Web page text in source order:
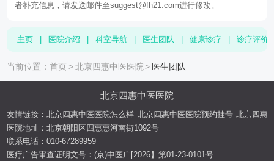
者补充信息，请发送邮件至suggest@fh21.com进行修改。
主页 医院介绍 科室导航 医生团队 健康诊疗 诊疗评价
当前位置：首页> 北京四惠中医医院 > 医生团队
北京四惠中医医院
友情链接：北京四惠中医医院怎么样 北京四惠中医医院预约挂号 北京四惠
医院地址：北京朝阳区四惠惠河南街1092号
联系电话：010-67289959
医疗广告审查证明文号：(京)中医广[2026】第01-23-0101号